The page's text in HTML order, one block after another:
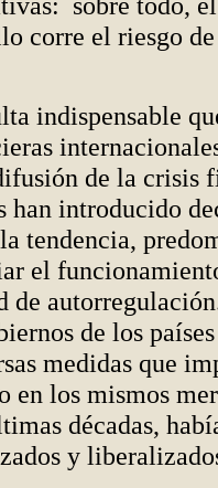
corre el riesgo de
indispensable
de la crisis
han introducido
tendencia,
el
de
de los
medidas que
en los mismos
décadas,
y